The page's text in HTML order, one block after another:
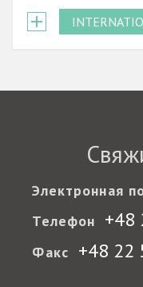
Электронная
Телефон +48
Факс +48 22